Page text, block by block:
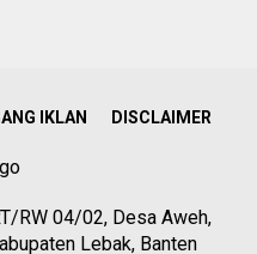
IKLAN DISCLAIMER
RW 04/02, Desa Aweh,
Lebak, Banten